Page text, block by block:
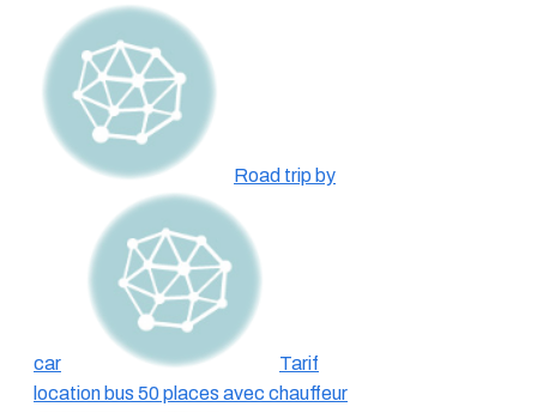
Road trip by
car
Tarif
location bus 50 places avec chauffeur